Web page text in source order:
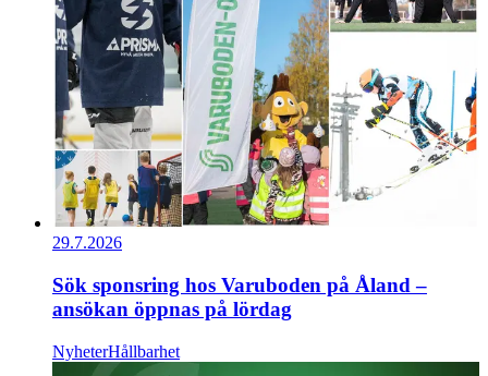
29.7.2026
Sök sponsring hos Varuboden på Åland –
ansökan öppnas på lördag
NyheterHållbarhet